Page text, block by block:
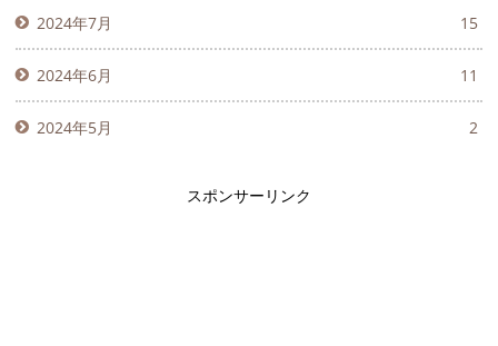
2024年7月 15
2024年6月 11
2024年5月 2
スポンサーリンク